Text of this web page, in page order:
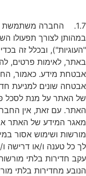
במהותן לצורך תפעולו
"העוגיות"), ובכלל זה
באתר, לאימות פרטים,
אבטחת מידע. כאמור,
אבטחה שונים למניעת
של האתר על מנת לסכל
האתר. עם זאת, אין
מאגר המידע של האתר
מורשות ושימוש אסור
לך כל טענה ו/או דרישה
עקב חדירות בלתי
הנובע מחדירות בלתי